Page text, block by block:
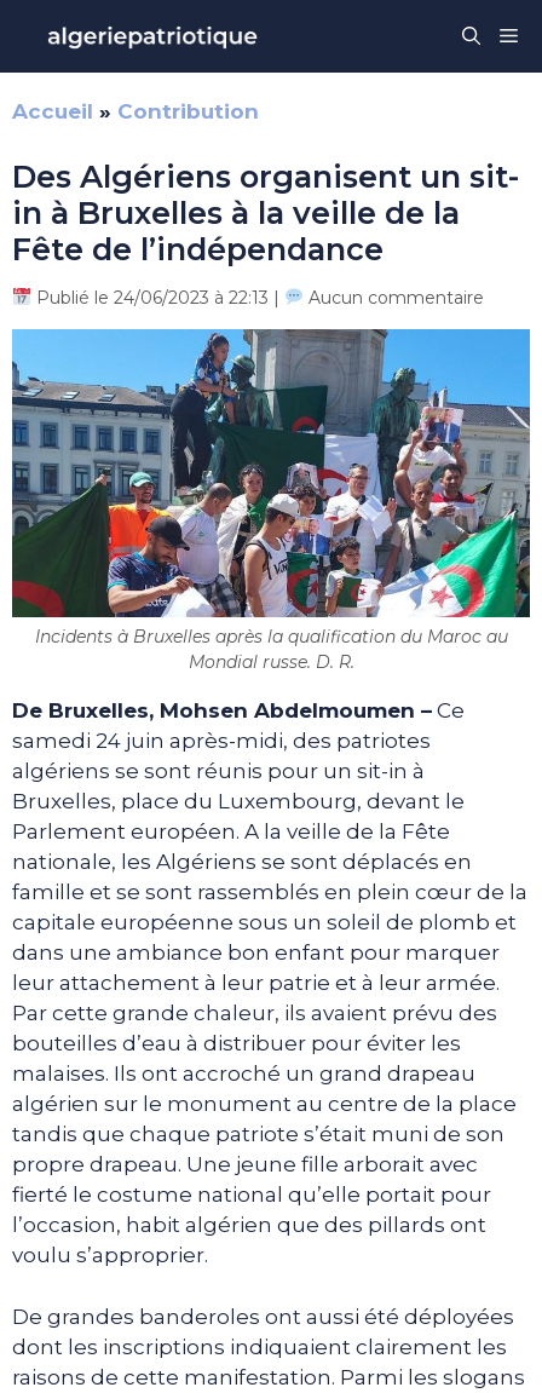
contenu
Accueil » Contribution
Des Algériens organisent un sit-
in à Bruxelles à la veille de la
Fête de l’indépendance
Publié le 24/06/2023 à 22:13 | Aucun commentaire
Incidents à Bruxelles après la qualification du Maroc au
Mondial russe. D. R.
De Bruxelles, Mohsen Abdelmoumen – Ce
samedi 24 juin après-midi, des patriotes
algériens se sont réunis pour un sit-in à
Bruxelles, place du Luxembourg, devant le
Parlement européen. A la veille de la Fête
nationale, les Algériens se sont déplacés en
famille et se sont rassemblés en plein cœur de la
capitale européenne sous un soleil de plomb et
dans une ambiance bon enfant pour marquer
leur attachement à leur patrie et à leur armée.
Par cette grande chaleur, ils avaient prévu des
bouteilles d’eau à distribuer pour éviter les
malaises. Ils ont accroché un grand drapeau
algérien sur le monument au centre de la place
tandis que chaque patriote s’était muni de son
propre drapeau. Une jeune fille arborait avec
fierté le costume national qu’elle portait pour
l’occasion, habit algérien que des pillards ont
voulu s’approprier.
De grandes banderoles ont aussi été déployées
dont les inscriptions indiquaient clairement les
raisons de cette manifestation. Parmi les slogans